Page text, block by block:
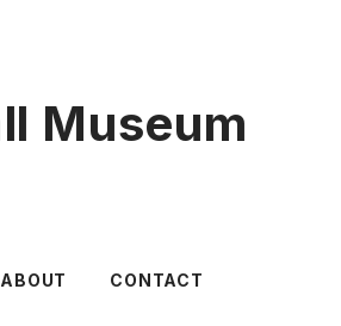
Museum
ABOUT CONTACT